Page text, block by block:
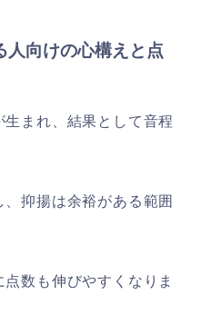
人向けの心構えと点
まれ、結果として音程
抑揚は余裕がある範囲
数も伸びやすくなりま